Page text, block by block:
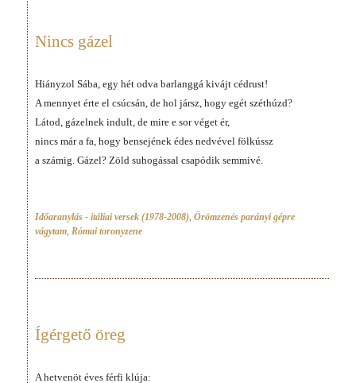
Nincs gázel
Hiányzol Sába, egy hét odva barlanggá kivájt cédrust!
A mennyet érte el csúcsán, de hol jársz, hogy egét széthúzd?
Látod, gázelnek indult, de mire e sor véget ér,
nincs már a fa, hogy bensejének édes nedvével fölkússz
a számig. Gázel? Zöld suhogással csapódik semmivé.
Időaranylás - itáliai versek (1978-2008), Örömzenés parányi gépre
vágytam, Római toronyzene
Ígérgető öreg
A hetvenöt éves férfi klúja: